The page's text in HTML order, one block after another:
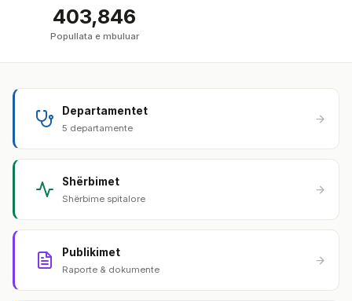
403,846
Popullata e mbuluar
Departamentet
5 departamente
Shërbimet
Shërbime spitalore
Publikimet
Raporte & dokumente